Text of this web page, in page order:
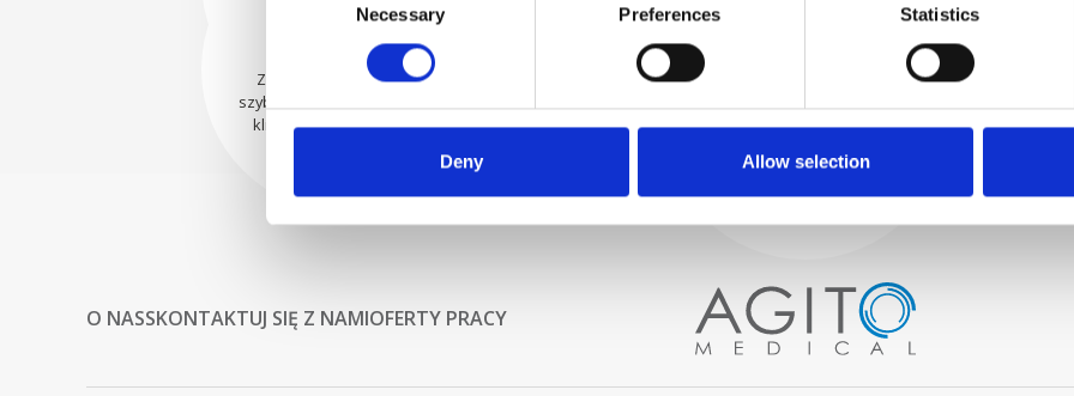
Necessary Preferences Statistics
Deny Allow selection
kontrola jakości
Zaczynamy od starannego
wyboru wysokiej jakości
skanerów obrazowych
użyciu odpowiednich
materiałów.
WYSYŁAMY Z
UFNOŚCIĄ
Zamówienia są wysyłane
szybko do naszych cenionych
klientów na całym świecie.
O NASSKONTAKTUJ SIĘ Z NAMIOFERTY PRACY